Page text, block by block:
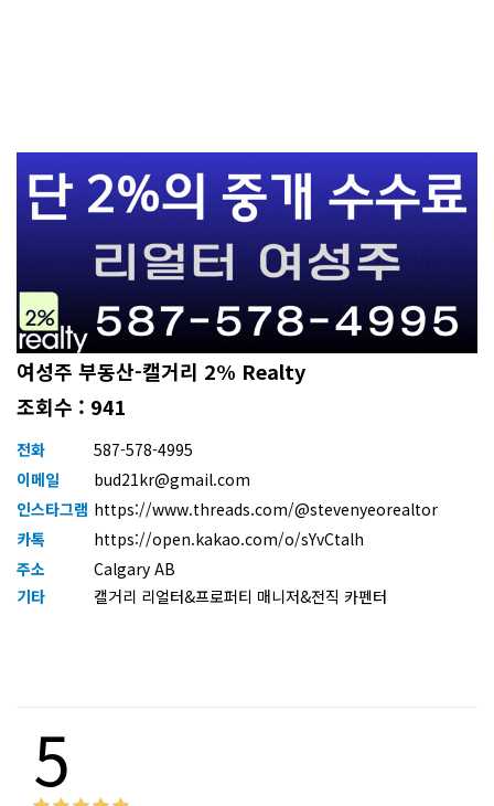
여성주 부동산-캘거리 2% Realty
조회수 : 941
전화
587-578-4995
이메일
bud21kr@gmail.com
인스타그램 https://www.threads.com/@stevenyeorealtor
카톡
https://open.kakao.com/o/sYvCtalh
주소
Calgary AB
기타
캘거리 리얼터&프로퍼티 매니저&전직 카펜터
5